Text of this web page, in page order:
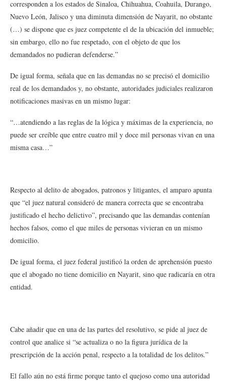
corresponden a los estados de Sinaloa, Chihuahua, Coahuila, Durango,
Nuevo León, Jalisco y una diminuta dimensión de Nayarit, no obstante
(…) se dispone que es juez competente el de la ubicación del inmueble;
sin embargo, ello no fue respetado, con el objeto de que los
demandados no pudieran defenderse.”
De igual forma, señala que en las demandas no se precisó el domicilio
real de los demandados y, no obstante, autoridades judiciales realizaron
notificaciones masivas en un mismo lugar:
“…atendiendo a las reglas de la lógica y máximas de la experiencia, no
puede ser creíble que entre cuatro mil y doce mil personas vivan en una
misma casa…”
Respecto al delito de abogados, patronos y litigantes, el amparo apunta
que “el juez natural consideró de manera correcta que se encontraba
justificado el hecho delictivo”, precisando que las demandas contenían
hechos falsos, como el que miles de personas vivieran en un mismo
domicilio.
De igual forma, el juez federal justificó la orden de aprehensión puesto
que el abogado no tiene domicilio en Nayarit, sino que radicaría en otra
entidad.
Cabe añadir que en una de las partes del resolutivo, se pide al juez de
control que analice si “se actualiza o no la figura jurídica de la
prescripción de la acción penal, respecto a la totalidad de los delitos.”
El fallo aún no está firme porque tanto el quejoso como una autoridad